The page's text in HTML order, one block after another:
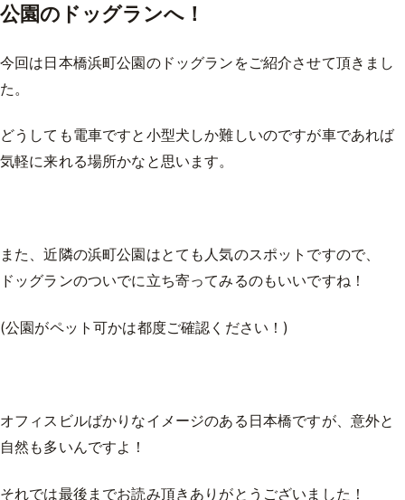
公園のドッグランへ！
今回は日本橋浜町公園のドッグランをご紹介させて頂きまし
た。
どうしても電車ですと小型犬しか難しいのですが車であれば
気軽に来れる場所かなと思います。
また、近隣の浜町公園はとても人気のスポットですので、
ドッグランのついでに立ち寄ってみるのもいいですね！
(公園がペット可かは都度ご確認ください！)
オフィスビルばかりなイメージのある日本橋ですが、意外と
自然も多いんですよ！
それでは最後までお読み頂きありがとうございました！